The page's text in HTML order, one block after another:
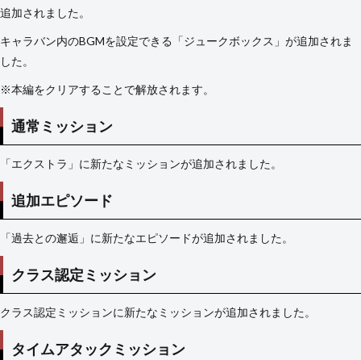
追加されました。
キャラバン内のBGMを設定できる「ジュークボックス」が追加されま
した。
※本編をクリアすることで解放されます。
通常ミッション
「エクストラ」に新たなミッションが追加されました。
追加エピソード
「過去との邂逅」に新たなエピソードが追加されました。
クラス認定ミッション
クラス認定ミッションに新たなミッションが追加されました。
タイムアタックミッション